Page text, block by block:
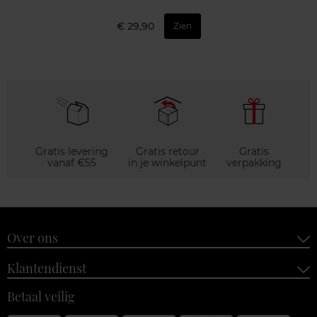
€ 29,90 Zien
Gratis levering
vanaf €55
Gratis retour
in je winkelpunt
Gratis
verpakking
Over ons
Klantendienst
Betaal veilig